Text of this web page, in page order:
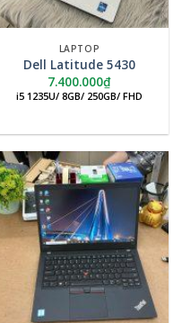
LAPTOP
Dell Latitude 5430
7.400.000₫
i5 1235U/ 8GB/ 250GB/ FHD